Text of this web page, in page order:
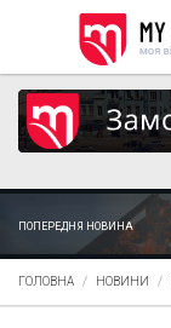
ПОПЕРЕДНЯ НОВИНА
ГОЛОВНА НОВИНИ